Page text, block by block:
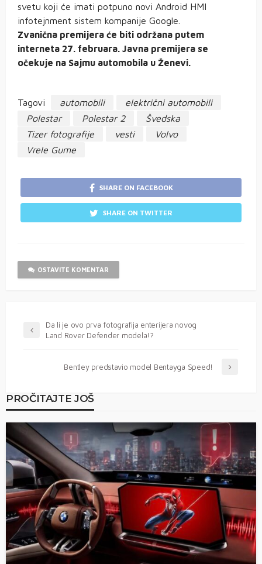
svetu koji će imati potpuno novi Android HMI
infotejnment sistem kompanije Google.
Zvanična premijera će biti održana putem
interneta 27. februara. Javna premijera se
očekuje na Sajmu automobila u Ženevi.
Tagovi automobili
električni automobili
Polestar
Polestar 2
Švedska
Tizer fotografije
vesti
Volvo
Vrele Gume
SHARE ON FACEBOOK
SHARE ON TWITTER
OSTAVITE KOMENTAR
Da li je ovo prva fotografija enterijera novog
Land Rover Defender modela!?
Bentley predstavio model Bentayga Speed!
PROČITAJTE JOŠ